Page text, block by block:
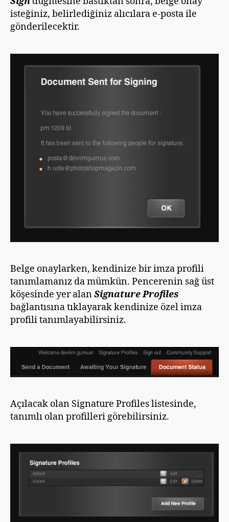
isteğiniz, belirlediğiniz alıcılara e-posta ile
gönderilecektir.
Belge onaylarken, kendinize bir imza profili
tanımlamanız da mümkün. Pencerenin sağ üst
köşesinde yer alanSignature Profiles
bağlantısına tıklayarak kendinize özel imza
profili tanımlayabilirsiniz.
Açılacak olan Signature Profiles listesinde,
tanımlı olan profilleri görebilirsiniz.